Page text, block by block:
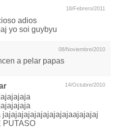
18/Febrero/2011
adios
yo soi guybyu
08/Noviembre/2010
a pelar papas
14/Octubre/2010
PUTASO